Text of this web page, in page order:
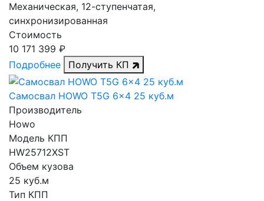
Механическая, 12-ступенчатая,
синхронизированная
Стоимость
10 171 399 ₽
Подробнее
Получить КП
Самосвал HOWO T5G 6x4 25 куб.м
Производитель
Howo
Модель КПП
HW25712XST
Объем кузова
25 куб.м
Тип КПП